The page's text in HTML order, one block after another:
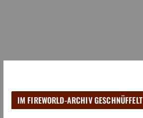
IM FIREWORLD-ARCHIV GESCHNÜFFELT